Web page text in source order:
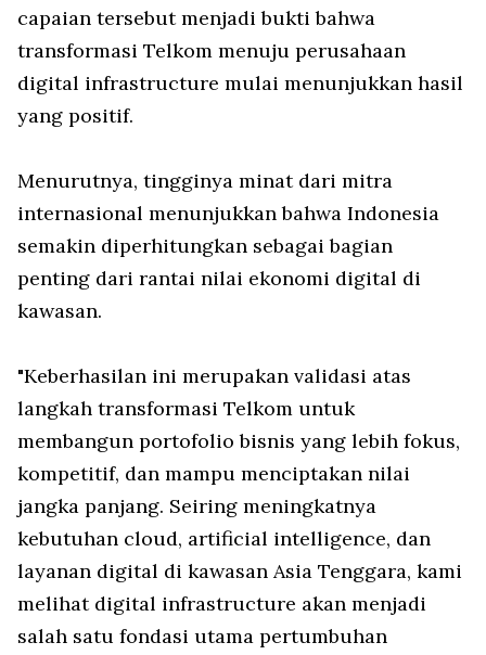
capaian tersebut menjadi bukti bahwa
transformasi Telkom menuju perusahaan
digital infrastructure mulai menunjukkan hasil
yang positif.
Menurutnya, tingginya minat dari mitra
internasional menunjukkan bahwa Indonesia
semakin diperhitungkan sebagai bagian
penting dari rantai nilai ekonomi digital di
kawasan.
"Keberhasilan ini merupakan validasi atas
langkah transformasi Telkom untuk
membangun portofolio bisnis yang lebih fokus,
kompetitif, dan mampu menciptakan nilai
jangka panjang. Seiring meningkatnya
kebutuhan cloud, artificial intelligence, dan
layanan digital di kawasan Asia Tenggara, kami
melihat digital infrastructure akan menjadi
salah satu fondasi utama pertumbuhan